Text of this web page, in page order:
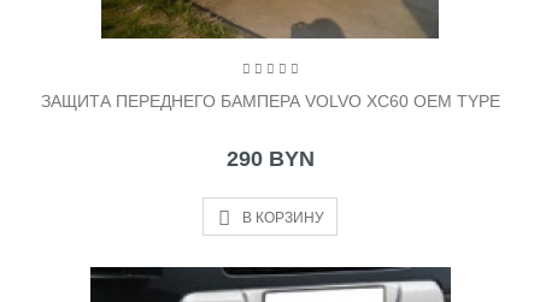
ЗАЩИТА ПЕРЕДНЕГО БАМПЕРА VOLVO XC60 OEM TYPE
290 BYN
В КОРЗИНУ